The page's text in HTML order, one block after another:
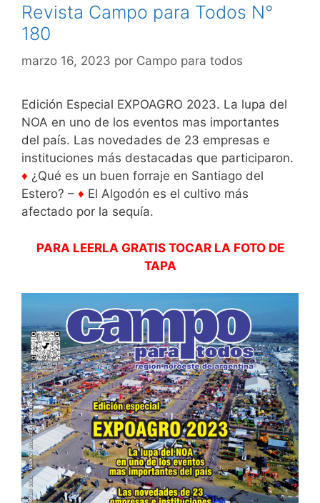
Revista Campo para Todos N°
180
marzo 16, 2023 por Campo para todos
Edición Especial EXPOAGRO 2023. La lupa del
NOA en uno de los eventos mas importantes
del país. Las novedades de 23 empresas e
instituciones más destacadas que participaron.
♦ ¿Qué es un buen forraje en Santiago del
Estero? – ♦ El Algodón es el cultivo más
afectado por la sequía.
PARA LEERLA GRATIS TOCAR LA FOTO DE
TAPA